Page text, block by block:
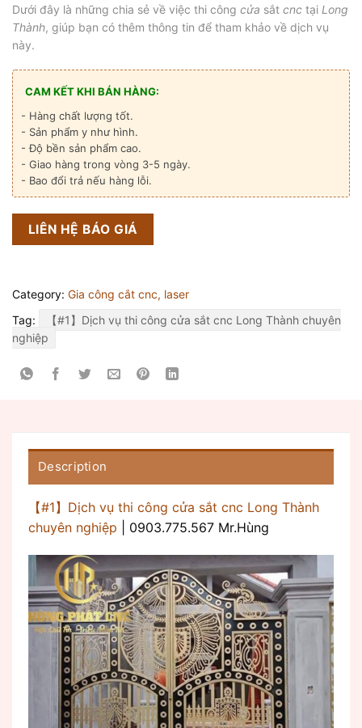
Dưới đây là những chia sẻ về việc thi công cửa sắt cnc tại Long
Thành, giúp bạn có thêm thông tin để tham khảo về dịch vụ
này.
CAM KẾT KHI BÁN HÀNG:
- Hàng chất lượng tốt.
- Sản phẩm y như hình.
- Độ bền sản phẩm cao.
- Giao hàng trong vòng 3-5 ngày.
- Bao đổi trả nếu hàng lỗi.
LIÊN HỆ BÁO GIÁ
Category: Gia công cắt cnc, laser
Tag:
【#1】Dịch vụ thi công cửa sắt cnc Long Thành chuyên
nghiệp
Description
【#1】Dịch vụ thi công cửa sắt cnc Long Thành
chuyên nghiệp | 0903.775.567 Mr.Hùng